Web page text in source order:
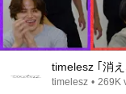
timelesz ｢消
timelesz • 269K